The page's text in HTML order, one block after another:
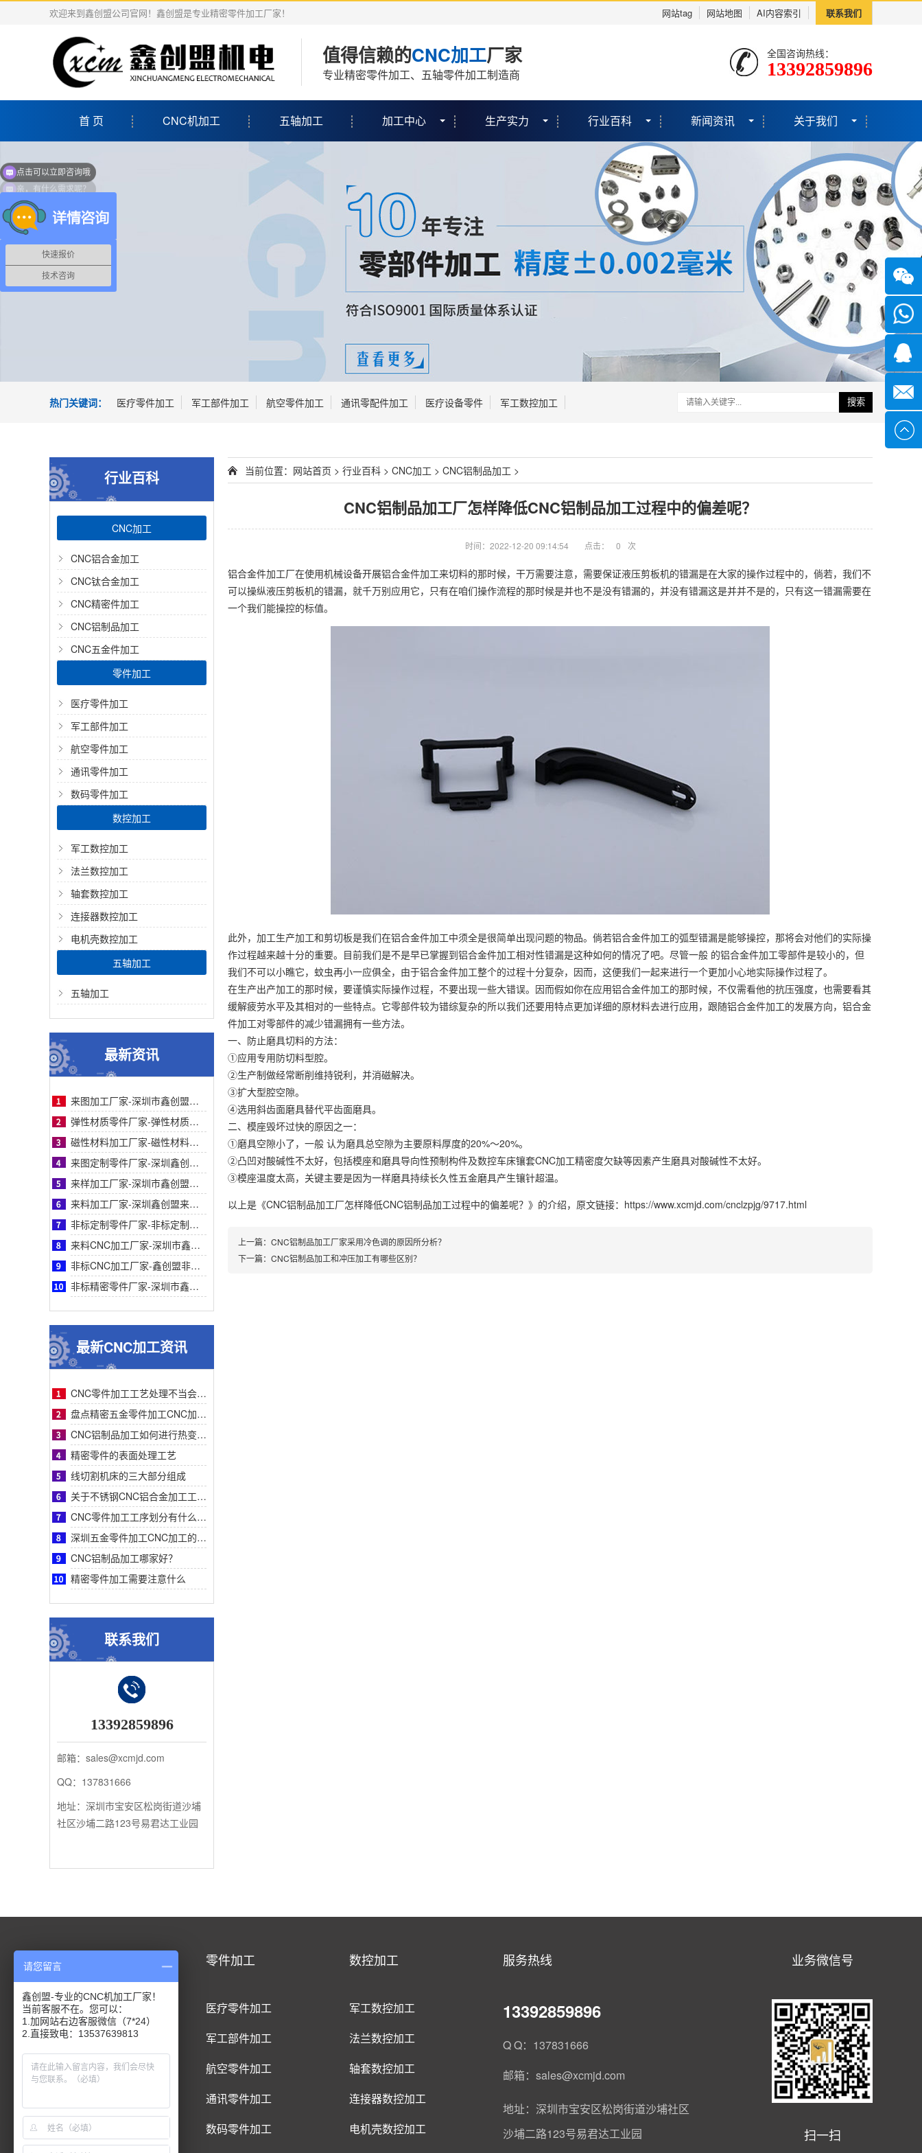
欢迎来到鑫创盟公司官网！鑫创盟是专业精密零件加工厂家！ 网站tag 网站地图 AI内容索引 联系我们
值得信赖的CNC加工厂家
专业精密零件加工、五轴零件加工制造商
全国咨询热线：
13392859896
首 页 CNC机加工 五轴加工 加工中心 生产实力 行业百科 新闻资讯 关于我们
热门关键词： 医疗零件加工 军工部件加工 航空零件加工 通讯零配件加工 医疗设备零件 军工数控加工 搜索
行业百科
CNC加工
CNC铝合金加工
CNC钛合金加工
CNC精密件加工
CNC铝制品加工
CNC五金件加工
零件加工
医疗零件加工
军工部件加工
航空零件加工
通讯零件加工
数码零件加工
数控加工
军工数控加工
法兰数控加工
轴套数控加工
连接器数控加工
电机壳数控加工
五轴加工
五轴加工
最新资讯
来图加工厂家-深圳市鑫创盟机电技术有限公司来图加工厂家专业定制服务精准高效值得信赖
弹性材质零件厂家-弹性材质零件采购参考：深圳鑫创盟工艺、服务与客户案例对比详解指南
磁性材料加工厂家-磁性材料加工厂家采购参考之深圳鑫创盟机电技术有限公司深度专业解析
来图定制零件厂家-深圳鑫创盟机电来图定制零件厂家采购参考与专业工艺优势深度全面解析
来样加工厂家-深圳市鑫创盟机电来样加工厂家：精准定制，解决非标零件采购难题参考
来料加工厂家-深圳鑫创盟来料加工厂家：专业化精密制造与一站式合作方案采购参考
非标定制零件厂家-非标定制零件厂家采购指南：鑫创盟机电技术有限公司全面深度专业分析
来料CNC加工厂家-深圳市鑫创盟来料CNC加工精度高速效率高品质稳定可靠专业厂家服务
非标CNC加工厂家-鑫创盟非标CNC加工：一站式专业高效精密定制解决复杂零件采购难题
非标精密零件厂家-深圳市鑫创盟机电技术有限公司非标精密零件采购指南—专业定制与高效
最新CNC加工资讯
CNC零件加工工艺处理不当会有什么影响？
盘点精密五金零件加工CNC加工明显的特征有哪些
CNC铝制品加工如何进行热变形处理？
精密零件的表面处理工艺
线切割机床的三大部分组成
关于不锈钢CNC铝合金加工工艺流程步骤介绍？
CNC零件加工工序划分有什么要求呢
深圳五金零件加工CNC加工的数控系统特点有什么？
CNC铝制品加工哪家好？
精密零件加工需要注意什么
联系我们
13392859896
邮箱：sales@xcmjd.com
QQ：137831666
地址：深圳市宝安区松岗街道沙埔
社区沙埔二路123号易君达工业园
当前位置： 网站首页 > 行业百科 > CNC加工 > CNC铝制品加工 >
CNC铝制品加工厂怎样降低CNC铝制品加工过程中的偏差呢？
时间：2022-12-20 09:14:54 点击： 0 次
铝合金件加工厂在使用机械设备开展铝合金件加工来切料的那时候，干万需要注意，需要保证液压剪板机的错漏是在大家的操作过程中的，倘若，我们不
可以操纵液压剪板机的错漏，就千万别应用它，只有在咱们操作流程的那时候是并也不是没有错漏的，并没有错漏这是并并不是的，只有这一错漏需要在
一个我们能操控的标值。
此外，加工生产加工和剪切板是我们在铝合金件加工中须全是很简单出现问题的物品。倘若铝合金件加工的弧型错漏是能够操控，那将会对他们的实际操
作过程越来越十分的重要。目前我们是不是早已掌握到铝合金件加工相对性错漏是这种如何的情况了吧。尽管一般 的铝合金件加工零部件是较小的，但
我们不可以小瞧它，蚊虫再小一应俱全，由于铝合金件加工整个的过程十分复杂，因而，这便我们一起来进行一个更加小心地实际操作过程了。
在生产出产加工的那时候，要谨慎实际操作过程，不要出现一些大错误。因而假如你在应用铝合金件加工的那时候，不仅需看他的抗压强度，也需要看其
缓解疲劳水平及其相对的一些特点。它零部件较为错综复杂的所以我们还要用特点更加详细的原材料去进行应用，跟随铝合金件加工的发展方向，铝合金
件加工对零部件的减少错漏拥有一些方法。
一、防止磨具切料的方法：
①应用专用防切料型腔。
②生产制做经常断削维持锐利，并消磁解决。
③扩大型腔空隙。
④选用斜齿面磨具替代平齿面磨具。
二、模座毁坏过快的原因之一：
①磨具空隙小了，一般 认为磨具总空隙为主要原料厚度的20%～20%。
②凸凹对酸碱性不太好，包括模座和磨具导向性预制构件及数控车床镶套CNC加工精密度欠缺等因素产生磨具对酸碱性不太好。
③模座温度太高，关键主要是因为一样磨具持续长久性五金磨具产生镶针超温。
以上是 《CNC铝制品加工厂怎样降低CNC铝制品加工过程中的偏差呢？》 的介绍，原文链接： https://www.xcmjd.com/cnclzpjg/9717.html
上一篇： CNC铝制品加工厂家采用冷色调的原因所分析？
下一篇： CNC铝制品加工和冲压加工有哪些区别？
CNC加工
CNC铝合金加工
CNC钛合金加工
CNC精密件加工
CNC五金件加工
零件加工
医疗零件加工
军工部件加工
航空零件加工
通讯零件加工
数码零件加工
数控加工
军工数控加工
法兰数控加工
轴套数控加工
连接器数控加工
电机壳数控加工
服务热线
13392859896
Q Q：137831666
邮箱：sales@xcmjd.com
地址：深圳市宝安区松岗街道沙埔社区
沙埔二路123号易君达工业园
业务微信号
扫一扫
微信
快速报价
技术咨询
亲，有什么需求呢？
请您留言
鑫创盟-专业的CNC机加工厂家！
当前客服不在。您可以：
1.加网站右边客服微信（7*24）
2.直接致电：13537639813